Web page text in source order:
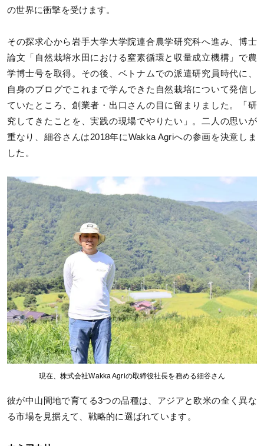
の世界に衝撃を受けます。
その探求心から岩手大学大学院連合農学研究科へ進み、博士
論文「自然栽培水田における窒素循環と収量成立機構」で農
学博士号を取得。その後、ベトナムでの派遣研究員時代に、
自身のブログでこれまで学んできた自然栽培について発信し
ていたところ、創業者・出口さんの目に留まりました。「研
究してきたことを、実践の現場でやりたい」。二人の思いが
重なり、細谷さんは2018年にWakka Agriへの参画を決意しま
した。
現在、株式会社Wakka Agriの取締役社長を務める細谷さん
彼が中山間地で育てる3つの品種は、アジアと欧米の全く異な
る市場を見据えて、戦略的に選ばれています。